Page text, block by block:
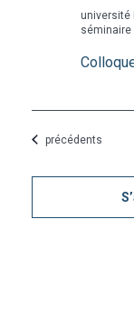
université
séminaire
Évènements
précédents